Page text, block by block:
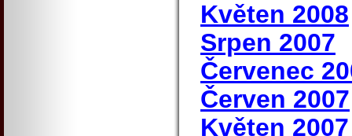
Květen 2008
Srpen 2007
Červenec
Červen 2007
Květen 2007